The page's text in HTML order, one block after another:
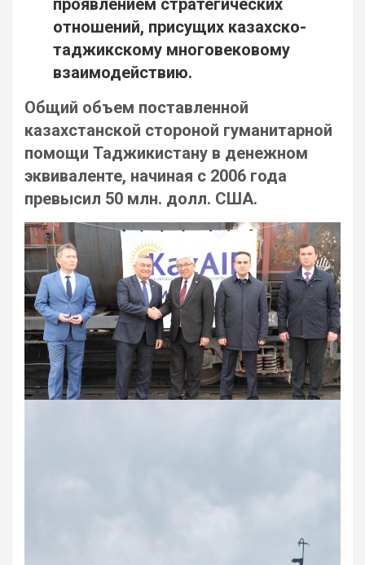
проявлением стратегических
отношений, присущих казахско-
таджикскому многовековому
взаимодействию.
Общий объем поставленной
казахстанской стороной гуманитарной
помощи Таджикистану в денежном
эквиваленте, начиная с 2006 года
превысил 50 млн. долл. США.